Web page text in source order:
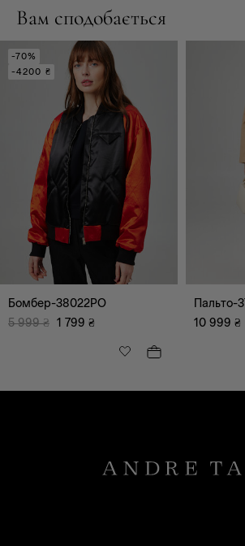
Вам сподобається
-70%
-4200 ₴
Бомбер-38022PO
5 999 ₴ 1 799 ₴
Пальто-
10 999 ₴